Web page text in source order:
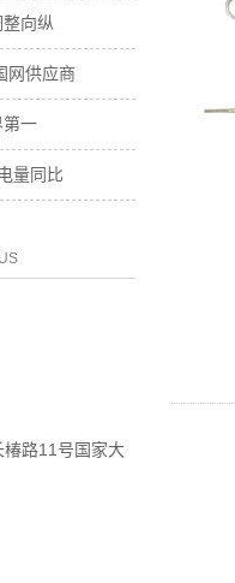
向纵
网供应商
第一
量同比
路11号国家大